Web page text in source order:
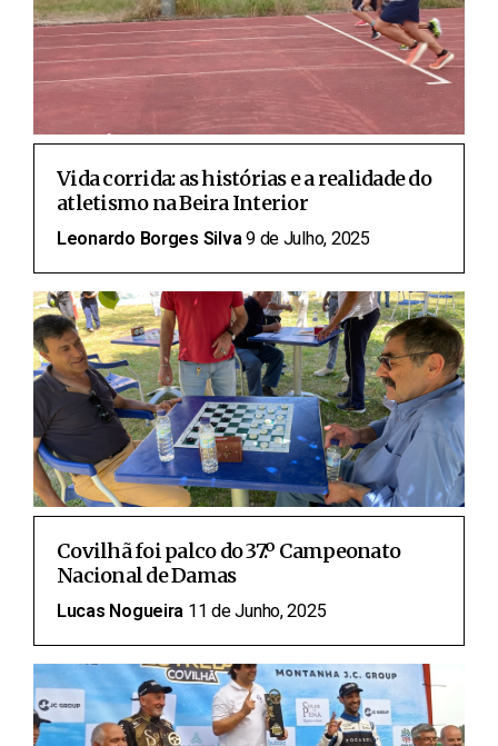
Vida corrida: as histórias e a realidade do
atletismo na Beira Interior
Leonardo Borges Silva9 de Julho, 2025
Covilhã foi palco do 37.º Campeonato
Nacional de Damas
Lucas Nogueira 11 de Junho, 2025